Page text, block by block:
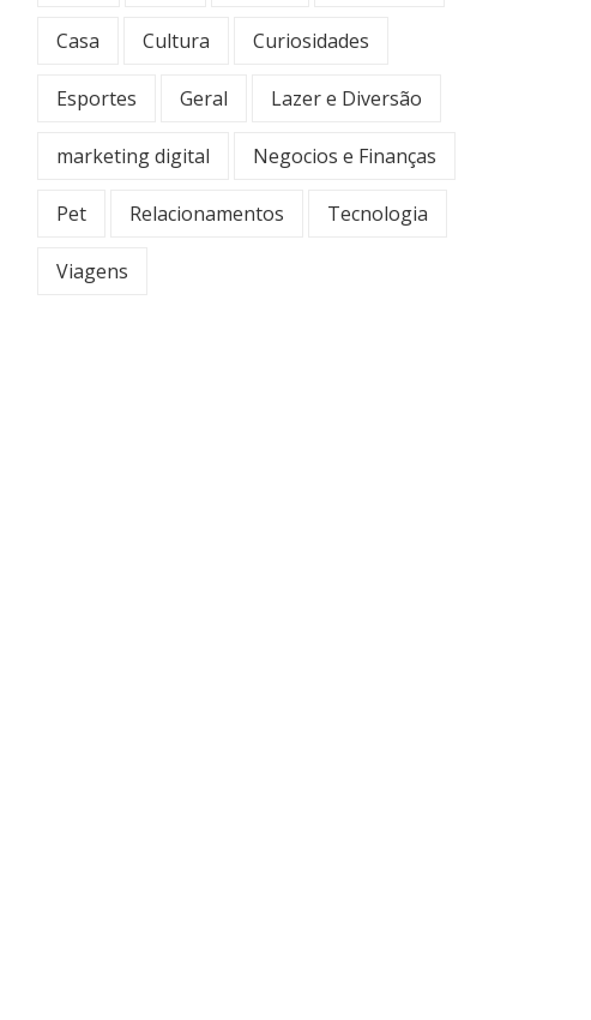
Casa Cultura Curiosidades
Esportes Geral Lazer e Diversão
marketing digital Negocios e Finanças
Pet Relacionamentos Tecnologia
Viagens